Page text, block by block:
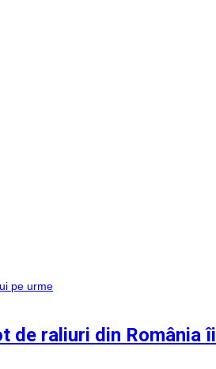
de raliuri din România îi